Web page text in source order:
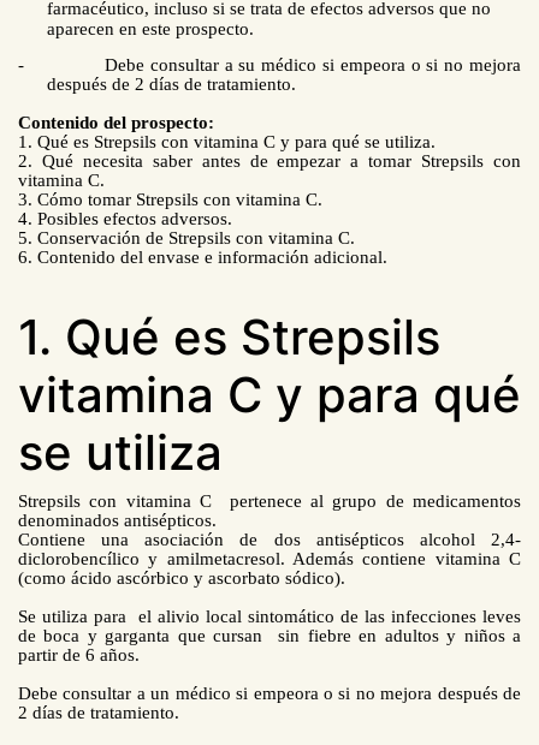
farmacéutico, incluso si se trata de efectos adversos que no
aparecen en este prospecto.
-
Debe consultar a su médico si empeora o si no mejora
después de 2 días de tratamiento.
Contenido del prospecto:
1. Qué es Strepsils con vitamina C y para qué se utiliza.
2. Qué necesita saber antes de empezar a tomar Strepsils con
vitamina C.
3. Cómo tomar Strepsils con vitamina C.
4. Posibles efectos adversos.
5. Conservación de Strepsils con vitamina C.
6. Contenido del envase e información adicional.
1. Qué es Strepsils
vitamina C y para qué
se utiliza
Strepsils con vitamina C pertenece al grupo de medicamentos
denominados antisépticos.
Contiene una asociación de dos antisépticos alcohol 2,4-
diclorobencílico y amilmetacresol. Además contiene vitamina C
(como ácido ascórbico y ascorbato sódico).
Se utiliza para el alivio local sintomático de las infecciones leves
de boca y garganta que cursan sin fiebre en adultos y niños a
partir de 6 años.
Debe consultar a un médico si empeora o si no mejora después de
2 días de tratamiento.